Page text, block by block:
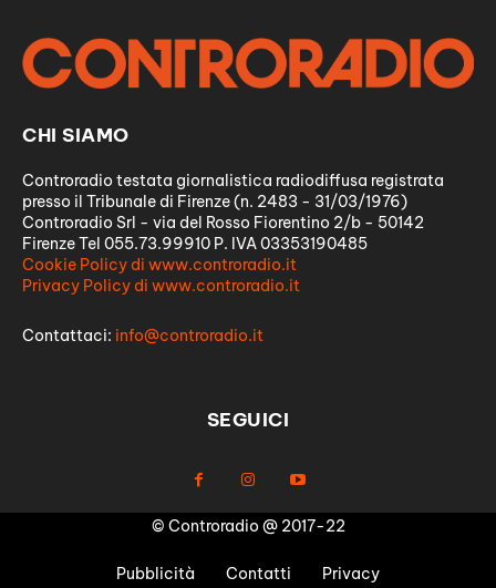
CHI SIAMO
Controradio testata giornalistica radiodiffusa registrata
presso il Tribunale di Firenze (n. 2483 - 31/03/1976)
Controradio Srl - via del Rosso Fiorentino 2/b - 50142
Firenze Tel 055.73.99910 P. IVA 03353190485
Cookie Policy di www.controradio.it
Privacy Policy di www.controradio.it
Contattaci: info@controradio.it
SEGUICI
© Controradio @ 2017-22
Pubblicità Contatti Privacy